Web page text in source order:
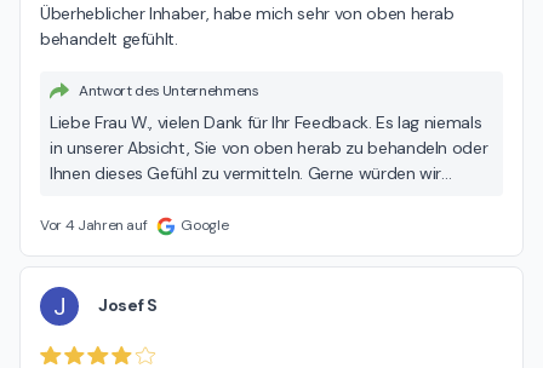
Überheblicher Inhaber, habe mich sehr von oben herab
behandelt gefühlt.
Antwort des Unternehmens
Liebe Frau W., vielen Dank für Ihr Feedback. Es lag niemals
in unserer Absicht, Sie von oben herab zu behandeln oder
Ihnen dieses Gefühl zu vermitteln. Gerne würden wir
deshalb freuen, wenn Sie noch einmal das Gespräch mit
Missverständnis. Nichts liegt uns ferner, als unsere Kunden
zu verärgern oder zu verunsichern. Liebe Grüße, das
MAXMO Team
Vor 4 Jahren auf Google
J Josef S